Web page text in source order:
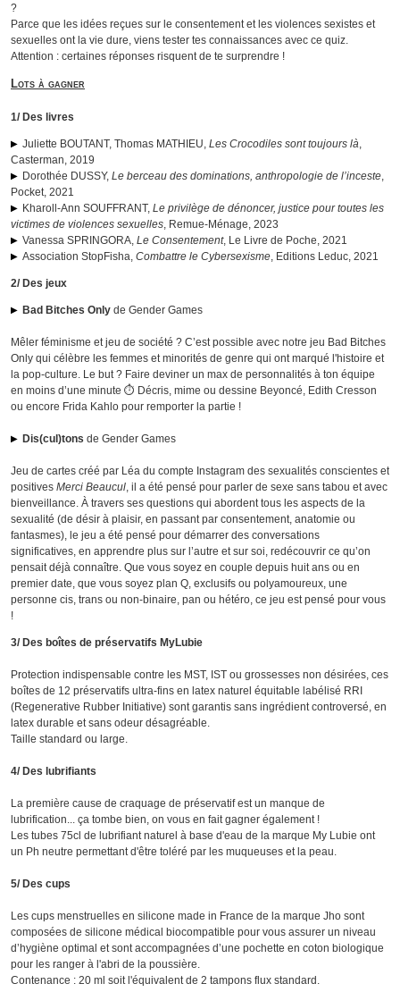
?
Parce que les idées reçues sur le consentement et les violences sexistes et
sexuelles ont la vie dure, viens tester tes connaissances avec ce quiz.
Attention : certaines réponses risquent de te surprendre !
Lots à gagner
1/ Des livres
Juliette BOUTANT, Thomas MATHIEU, Les Crocodiles sont toujours là,
Casterman, 2019
Dorothée DUSSY, Le berceau des dominations, anthropologie de l’inceste,
Pocket, 2021
Kharoll-Ann SOUFFRANT,Le privilège de dénoncer, justice pour toutes les
victimes de violences sexuelles, Remue-Ménage, 2023
Vanessa SPRINGORA, Le Consentement, Le Livre de Poche, 2021
Association StopFisha, Combattre le Cybersexisme, Editions Leduc, 2021
2/ Des jeux
Bad Bitches Only de Gender Games
Mêler féminisme et jeu de société ? C’est possible avec notre jeu Bad Bitches
Only qui célèbre les femmes et minorités de genre qui ont marqué l'histoire et
la pop-culture. Le but ? Faire deviner un max de personnalités à ton équipe
en moins d’une minute ⏱️ Décris, mime ou dessine Beyoncé, Edith Cresson
ou encore Frida Kahlo pour remporter la partie !
Dis(cul)tons de Gender Games
Jeu de cartes créé par Léa du compte Instagram des sexualités conscientes et
positives Merci Beaucul, il a été pensé pour parler de sexe sans tabou et avec
bienveillance. À travers ses questions qui abordent tous les aspects de la
sexualité (de désir à plaisir, en passant par consentement, anatomie ou
fantasmes), le jeu a été pensé pour démarrer des conversations
significatives, en apprendre plus sur l’autre et sur soi, redécouvrir ce qu’on
pensait déjà connaître. Que vous soyez en couple depuis huit ans ou en
premier date, que vous soyez plan Q, exclusifs ou polyamoureux, une
personne cis, trans ou non-binaire, pan ou hétéro, ce jeu est pensé pour vous
!
3/ Des boîtes de préservatifs MyLubie
Protection indispensable contre les MST, IST ou grossesses non désirées, ces
boîtes de 12 préservatifs ultra-fins en latex naturel équitable labélisé RRI
(Regenerative Rubber Initiative) sont garantis sans ingrédient controversé, en
latex durable et sans odeur désagréable.
Taille standard ou large.
4/ Des lubrifiants
La première cause de craquage de préservatif est un manque de
lubrification... ça tombe bien, on vous en fait gagner également !
Les tubes 75cl de lubrifiant naturel à base d'eau de la marque My Lubie ont
un Ph neutre permettant d'être toléré par les muqueuses et la peau.
5/ Des cups
Les cups menstruelles en silicone made in France de la marque Jho sont
composées de silicone médical biocompatible pour vous assurer un niveau
d’hygiène optimal et sont accompagnées d’une pochette en coton biologique
pour les ranger à l'abri de la poussière.
Contenance : 20 ml soit l'équivalent de 2 tampons flux standard.